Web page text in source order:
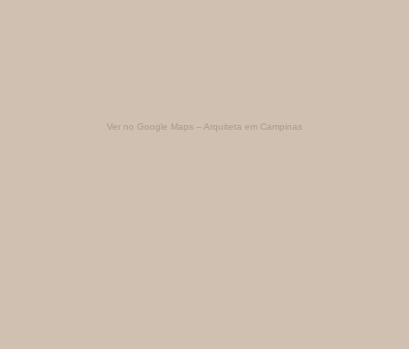
Ver no Google Maps – Arquiteta em Campinas